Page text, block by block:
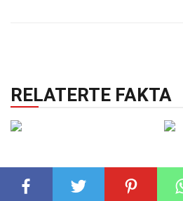
RELATERTE FAKTA